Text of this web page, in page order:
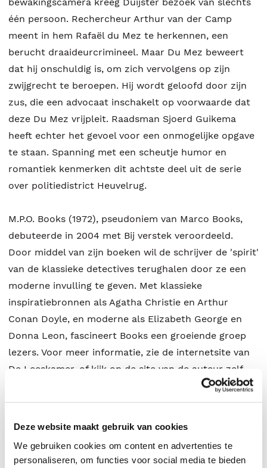
Deze website maakt gebruik van cookies
We gebruiken cookies om content en advertenties te
personaliseren, om functies voor social media te bieden
één persoon. Rechercheur Arthur van der Camp
meent in hem Rafaël du Mez te herkennen, een
berucht draaideurcrimineel. Maar Du Mez beweert
dat hij onschuldig is, om zich vervolgens op zijn
zwijgrecht te beroepen. Hij wordt geloofd door zijn
zus, die een advocaat inschakelt op voorwaarde dat
deze Du Mez vrijpleit. Raadsman Sjoerd Guikema
heeft echter het gevoel voor een onmogelijke opgave
te staan. Spanning met een scheutje humor en
romantiek kenmerken dit achtste deel uit de serie
over politiedistrict Heuvelrug.
M.P.O. Books (1972), pseudoniem van Marco Books,
debuteerde in 2004 met Bij verstek veroordeeld.
Door middel van zijn boeken wil de schrijver de 'spirit'
van de klassieke detectives terughalen door ze een
moderne invulling te geven. Met klassieke
inspiratiebronnen als Agatha Christie en Arthur
Conan Doyle, en moderne als Elizabeth George en
Donna Leon, fascineert Books een groeiende groep
lezers. Voor meer informatie, zie de internetsite van
De Leeskamer, of kijk op de site van de auteur zelf,